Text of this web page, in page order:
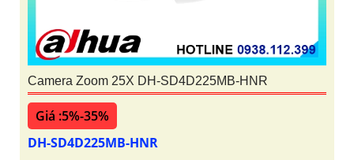
Camera Zoom 25X DH-SD4D225MB-HNR
Giá :5%-35%
DH-SD4D225MB-HNR